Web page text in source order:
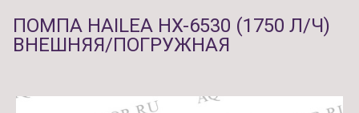
ПОМПА HAILEA HX-6530 (1750 Л/Ч)
ВНЕШНЯЯ/ПОГРУЖНАЯ